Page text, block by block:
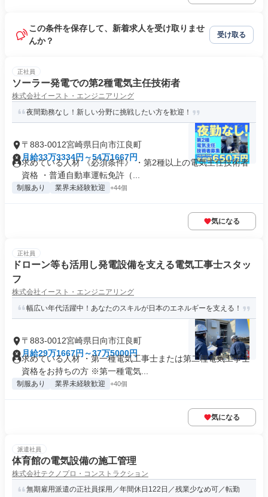
この条件を保存して、新着求人を受け取りませ
んか？
受け取る
正社員
ソーラー発電での第2種電気主任技術者
株式会社イースト・エンジニアリング
夜間勤務なし！新しい分野に挑戦したい方を歓迎！
〒883-0012宮崎県日向市江良町
月給33万3334円～54万1667円
求めている人材 《必須条件》 ・第2種以上の電気主任技術者
資格 ・普通自動車運転免許（...
制服あり 業界未経験歓迎 +44個
気になる
正社員
ドローン等も活用し発電設備を支える電気工事士スタッ
フ
株式会社イースト・エンジニアリング
幅広い年代活躍中！あなたのスキルが日本のエネルギーを支える！
〒883-0012宮崎県日向市江良町
月給29万1667円～37万5000円
求めている人材 ・第一種電気工事士または第二種電気工事士
資格をお持ちの方 ※第一種電気...
制服あり 業界未経験歓迎 +40個
気になる
派遣社員
体育館の電気設備の施工管理
株式会社テクノプロ・コンストラクション
無期雇用派遣の正社員採用／年間休日122日／残業少なめ可／転勤